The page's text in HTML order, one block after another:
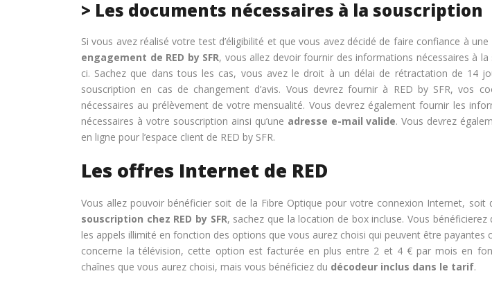
> Les documents nécessaires à la souscription
Si vous avez réalisé votre test d’éligibilité et que vous avez décidé de faire confiance à une
engagement de RED by SFR, vous allez devoir fournir des informations nécessaires à la
ci. Sachez que dans tous les cas, vous avez le droit à un délai de rétractation de 14
souscription en cas de changement d’avis. Vous devrez fournir à RED by SFR, vos
nécessaires au prélèvement de votre mensualité. Vous devrez également fournir les
nécessaires à votre souscription ainsi qu’une adresse e-mail valide. Vous devrez
en ligne pour l’espace client de RED by SFR.
Les offres Internet de RED
Vous allez pouvoir bénéficier soit de la Fibre Optique pour votre connexion Internet, soit
souscription chez RED by SFR, sachez que la location de box incluse. Vous bénéficierez
les appels illimité en fonction des options que vous aurez choisi qui peuvent être payantes
concerne la télévision, cette option est facturée en plus entre 2 et 4 € par mois en
chaînes que vous aurez choisi, mais vous bénéficiez du décodeur inclus dans le tarif.